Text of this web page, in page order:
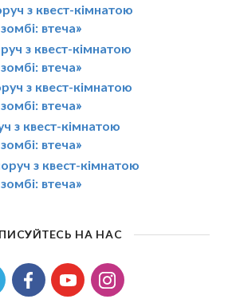
з квест-кімнатою
втеча»
з квест-кімнатою
втеча»
з квест-кімнатою
втеча»
з квест-кімнатою
втеча»
з квест-кімнатою
втеча»
НА НАС